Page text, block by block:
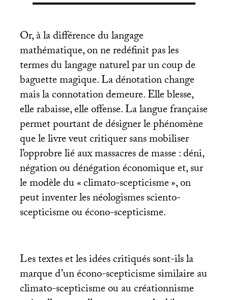
Or, à la différence du langage
mathématique, on ne redéfinit pas les
termes du langage naturel par un coup de
baguette magique. La dénotation change
mais la connotation demeure. Elle blesse,
elle rabaisse, elle offense. La langue française
permet pourtant de désigner le phénomène
que le livre veut critiquer sans mobiliser
l’opprobre lié aux massacres de masse : déni,
négation ou dénégation économique et, sur
le modèle du «climato-scepticisme», on
peut inventer les néologismes sciento-
scepticisme ou écono-scepticisme.
Les textes et les idées critiqués sont-ils la
marque d’un écono-scepticisme similaire au
climato-scepticisme ou au créationnisme